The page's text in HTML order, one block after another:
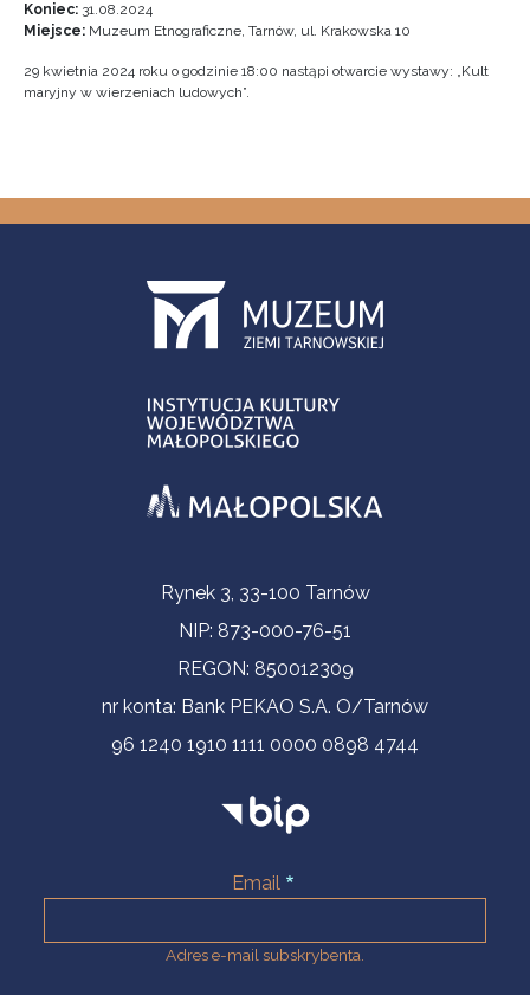
Koniec: 31.08.2024
Miejsce: Muzeum Etnograficzne, Tarnów, ul. Krakowska 10
29 kwietnia 2024 roku o godzinie 18:00 nastąpi otwarcie wystawy: „Kult
maryjny w wierzeniach ludowych”.
Informacje kontaktoweRynek 3, 33-100 Tarnów
NIP: 873-000-76-51
REGON: 850012309
nr konta: Bank PEKAO S.A. O/Tarnów
96 1240 1910 1111 0000 0898 4744
Email
Adres e-mail subskrybenta.